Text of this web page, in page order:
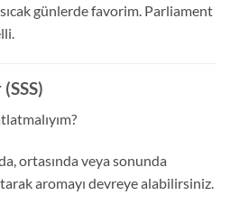
günlerde favorim. Parliament
ortasında veya sonunda
aromayı devreye alabilirsiniz.